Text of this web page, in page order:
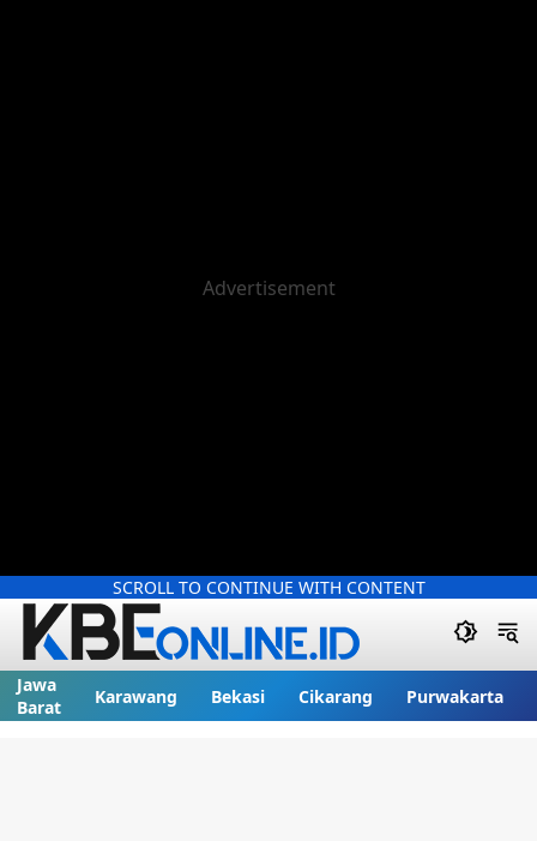
SCROLL TO CONTINUE WITH CONTENT
Jawa
Barat
Karawang Bekasi Cikarang Purwakarta